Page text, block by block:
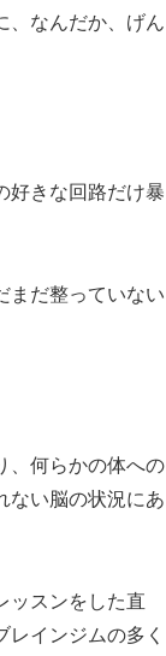
、なんだか、げん
好きな回路だけ暴
まだ整っていない
、何らかの体への
ない脳の状況にあ
ッスンをした直
インジムの多く